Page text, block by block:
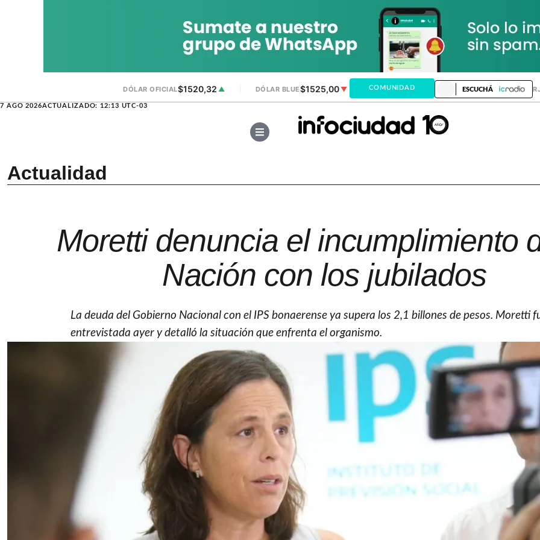
DÓLAR OFICIAL$1520,32 ▲ DÓLAR BLUE$1525,00▼ DÓLAR MEP ▲ DÓLAR
7 AGO 2026ACTUALIZADO: 12:13 UTC-03
COMUNIDAD ESCUCHÁ
Actualidad
Moretti denuncia el incumplimiento
Nación con los jubilados
La deuda del Gobierno Nacional con el IPS bonaerense ya supera los 2,1 billones de pesos. Moretti
entrevistada ayer y detalló la situación que enfrenta el organismo.